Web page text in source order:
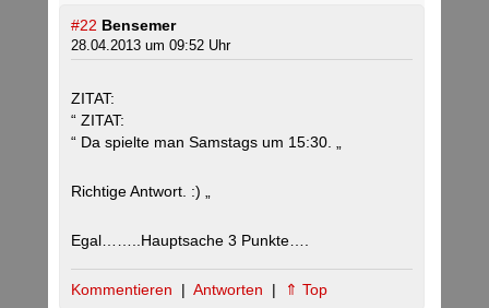
#22 Bensemer
28.04.2013 um 09:52 Uhr
ZITAT:
“ ZITAT:
“ Da spielte man Samstags um 15:30. „
Richtige Antwort. :) „
Egal……..Hauptsache 3 Punkte….
Kommentieren | Antworten | ⇑ Top